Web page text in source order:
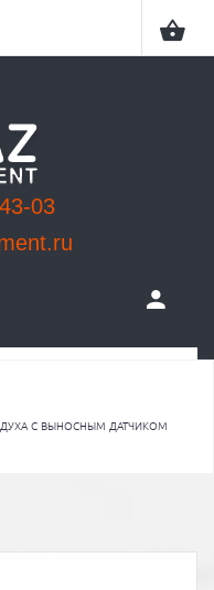
03
С ВЫНОСНЫМ ДАТЧИКОМ